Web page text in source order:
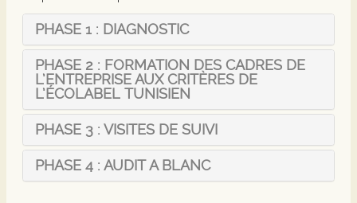
PHASE 1 : DIAGNOSTIC
PHASE 2 : FORMATION DES CADRES DE
L’ENTREPRISE AUX CRITÈRES DE
L’ÉCOLABEL TUNISIEN
PHASE 3 : VISITES DE SUIVI
PHASE 4 : AUDIT A BLANC